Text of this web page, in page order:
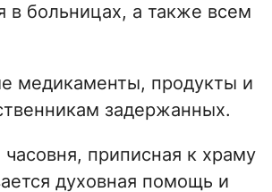
больницах, а также всем
медикаменты, продукты и
задержанных.
приписная к храму
духовная помощь и